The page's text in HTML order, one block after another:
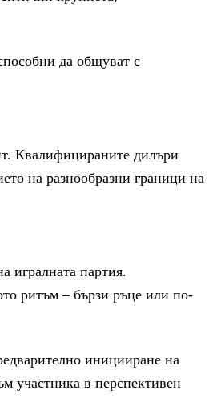
да общуват с
Квалифицираните дилъри
на разнообразни граници на
игралната партия.
ритъм – бързи ръце или по-
иницииране на
участника в перспективен